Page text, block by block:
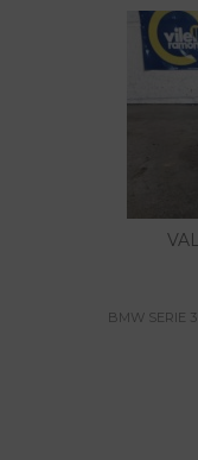
BMW SERIE